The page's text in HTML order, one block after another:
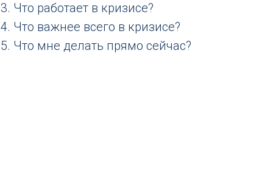
Что работает в кризисе?
Что важнее всего в кризисе?
Что мне делать прямо сейчас?